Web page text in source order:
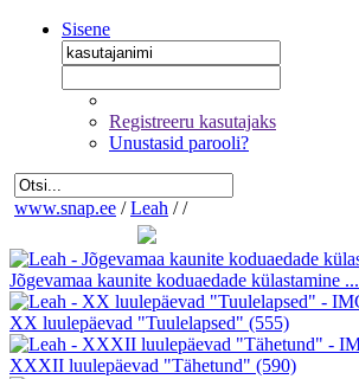
Sisene
Registreeru kasutajaks
Unustasid parooli?
www.snap.ee / Leah / /
Jõgevamaa kaunite koduaedade külastamine ...
XX luulepäevad "Tuulelapsed" (555)
XXXII luulepäevad "Tähetund" (590)